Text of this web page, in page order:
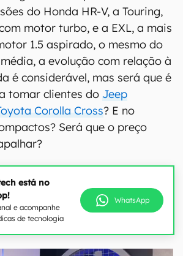
do Honda HR-V, a Touring,
motor turbo, e a EXL, a mais
1.5 aspirado, o mesmo do
a evolução com relação à
é considerável, mas será que é
tomar clientes do Jeep
Corolla Cross? E no
Será que o preço
está no
e acompanhe
de tecnologia
WhatsApp